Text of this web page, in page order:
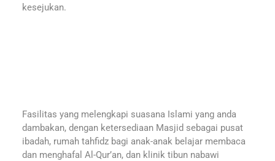
kesejukan.
Fasilitas yang melengkapi suasana Islami yang anda
dambakan, dengan ketersediaan Masjid sebagai pusat
ibadah, rumah tahfidz bagi anak-anak belajar membaca
dan menghafal Al-Qur’an, dan klinik tibun nabawi